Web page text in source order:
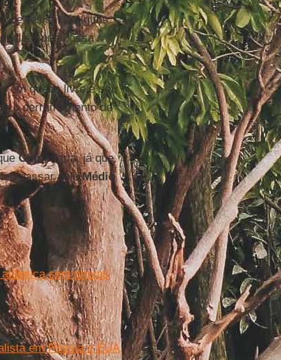
resistir a alguns
que possa
em queda livre e seu
o derramamento de
Chinafaria, já que
passar peloMédio
sem provas
em Rússia e EUA